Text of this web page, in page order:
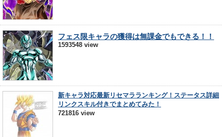
フェス限キャラの獲得は無課金でもできる！！
1593548 view
新キャラ対応最新リセマラランキング！ステータス詳細
リンクスキル付きでまとめてみた！
721816 view